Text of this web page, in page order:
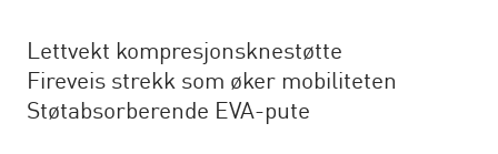
Lettvekt kompresjonsknestøtte
Fireveis strekk som øker mobiliteten
Støtabsorberende EVA-pute